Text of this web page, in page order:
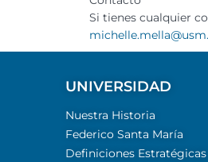
Si tienes cualquier
UNIVERSIDAD
Nuestra Historia
Federico Santa María
Definiciones Estratégicas